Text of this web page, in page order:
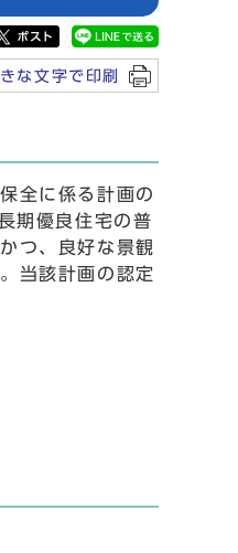
な文字で印刷
全に係る計画の
期優良住宅の普
つ、良好な景観
当該計画の認定